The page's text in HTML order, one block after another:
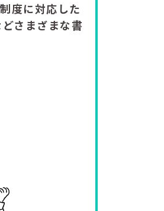
度に対応した
さまざまな書